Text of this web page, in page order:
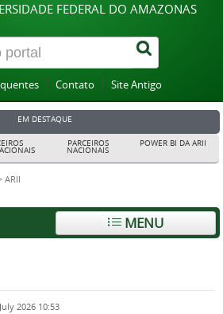
FEDERAL DO AMAZONAS
Contato Site Antigo
EM DESTAQUE
PARCEIROS
NACIONAIS
POWER BI DA ARII
ARII
MENU
2026 10:53